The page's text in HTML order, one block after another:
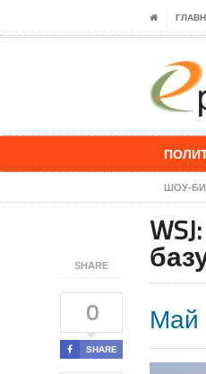
ШОУ-
SHARE
0
SHARE
Май